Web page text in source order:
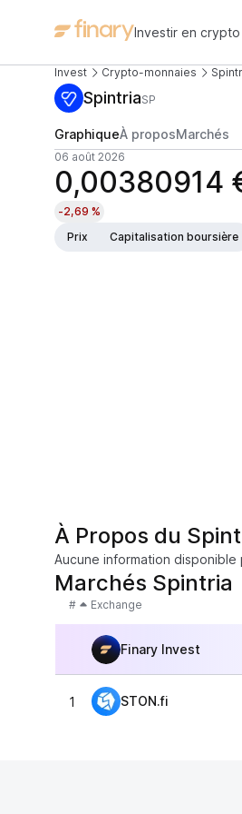
Investir en crypto
Invest Crypto-monnaies
SpintriaSP
GraphiqueÀ proposMarchés
06 août 2026
0,00380914
-2,69 %
Prix
Capitalisation boursière
À Propos du
Aucune information disponible
Marchés Spintria
# Exchange
Finary Invest
1 STON.fi